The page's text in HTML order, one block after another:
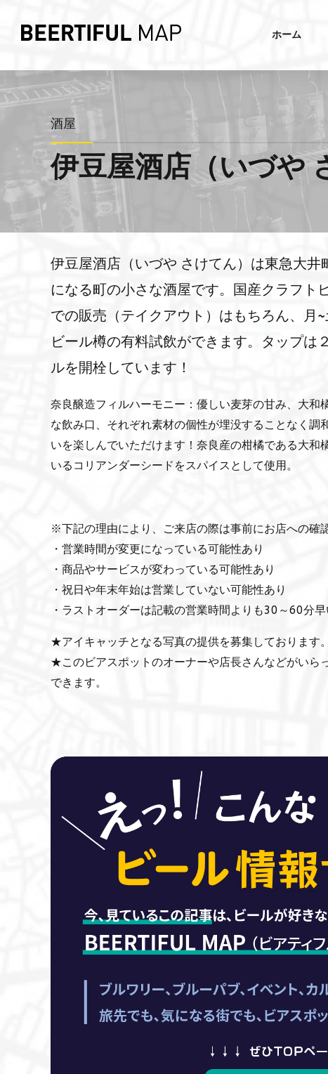
ホーム
酒屋
伊豆屋酒店（いづや
伊豆屋酒店（いづや さけてん）は東急大
になる町の小さな酒屋です。国産クラフト
での販売（テイクアウト）はもちろん、月
ビール樽の有料試飲ができます。タップは
ルを開栓しています！
奈良醸造フィルハーモニー：優しい麦芽の甘み、大
な飲み口、それぞれ素材の個性が埋没することなく
いを楽しんでいただけます！奈良産の柑橘である大
いるコリアンダーシードをスパイスとして使用。
※下記の理由により、ご来店の際は事前にお店への確
・営業時間が変更になっている可能性あり
・商品やサービスが変わっている可能性あり
・祝日や年末年始は営業していない可能性あり
・ラストオーダーは記載の営業時間よりも30～60分
★アイキャッチとなる写真の提供を募集しております
★このビアスポットのオーナーや店長さんなどがいら
できます。